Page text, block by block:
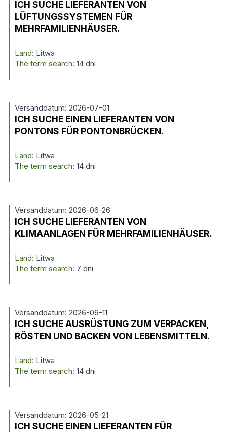
ICH SUCHE LIEFERANTEN VON
LÜFTUNGSSYSTEMEN FÜR
MEHRFAMILIENHÄUSER.
Land: Litwa
The term search: 14 dni
Versanddatum: 2026-07-01
ICH SUCHE EINEN LIEFERANTEN VON
PONTONS FÜR PONTONBRÜCKEN.
Land: Litwa
The term search: 14 dni
Versanddatum: 2026-06-26
ICH SUCHE LIEFERANTEN VON
KLIMAANLAGEN FÜR MEHRFAMILIENHÄUSER.
Land: Litwa
The term search: 7 dni
Versanddatum: 2026-06-11
ICH SUCHE AUSRÜSTUNG ZUM VERPACKEN,
RÖSTEN UND BACKEN VON LEBENSMITTELN.
Land: Litwa
The term search: 14 dni
Versanddatum: 2026-05-21
ICH SUCHE EINEN LIEFERANTEN FÜR